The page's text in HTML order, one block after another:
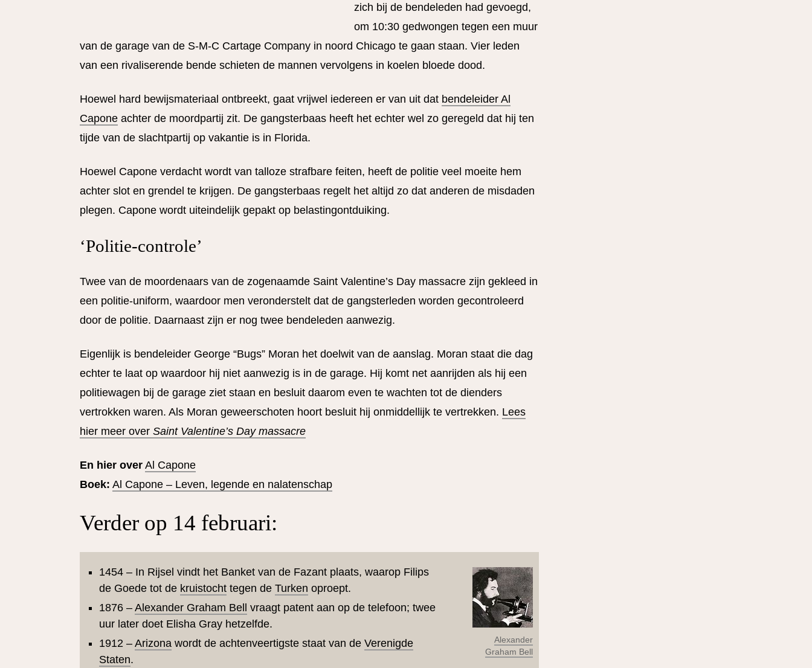
zich bij de bendeleden had gevoegd,
om 10:30 gedwongen tegen een muur
van de garage van de S-M-C Cartage Company in noord Chicago te gaan staan. Vier leden
van een rivaliserende bende schieten de mannen vervolgens in koelen bloede dood.
Hoewel hard bewijsmateriaal ontbreekt, gaat vrijwel iedereen er van uit dat bendeleider Al
Capone achter de moordpartij zit. De gangsterbaas heeft het echter wel zo geregeld dat hij ten
tijde van de slachtpartij op vakantie is in Florida.
Hoewel Capone verdacht wordt van talloze strafbare feiten, heeft de politie veel moeite hem
achter slot en grendel te krijgen. De gangsterbaas regelt het altijd zo dat anderen de misdaden
plegen. Capone wordt uiteindelijk gepakt op belastingontduiking.
‘Politie-controle’
Twee van de moordenaars van de zogenaamde Saint Valentine’s Day massacre zijn gekleed in
een politie-uniform, waardoor men veronderstelt dat de gangsterleden worden gecontroleerd
door de politie. Daarnaast zijn er nog twee bendeleden aanwezig.
Eigenlijk is bendeleider George “Bugs” Moran het doelwit van de aanslag. Moran staat die dag
echter te laat op waardoor hij niet aanwezig is in de garage. Hij komt net aanrijden als hij een
politiewagen bij de garage ziet staan en besluit daarom even te wachten tot de dienders
vertrokken waren. Als Moran geweerschoten hoort besluit hij onmiddellijk te vertrekken. Lees
hier meer over Saint Valentine’s Day massacre
En hier over Al Capone
Boek: Al Capone – Leven, legende en nalatenschap
Verder op 14 februari:
Alexander
Graham Bell
1454 – In Rijsel vindt het Banket van de Fazant plaats, waarop Filips
de Goede tot de kruistochttegen de Turken oproept.
1876 – Alexander Graham Bell vraagt patent aan op de telefoon; twee
uur later doet Elisha Gray hetzelfde.
1912 – Arizona wordt de achtenveertigste staat van de Verenigde
Staten.